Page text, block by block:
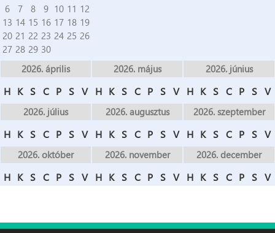
6
7 8 9 10 11 12
13 14 15 16 17 18 19
20 21 22 23 24 25 26
27 28 29 30
2026. április
H K S C P S V
2026. május
H K S C P S V
2026. június
H K S C P S V
2026. július
H K S C P S V
2026. augusztus
H K S C P S V
2026. szeptember
H K S C P S V
2026. október
H K S C P S V
2026. november
H K S C P S V
2026. december
H K S C P S V